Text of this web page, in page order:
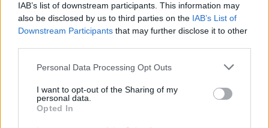
IAB’s list of downstream participants. This information may
also be disclosed by us to third parties on the IAB’s List of
Downstream Participants that may further disclose it to other
Personal Data Processing Opt Outs
I want to opt-out of the Sharing of my
personal data.
Opted In
Actus Info
Elon Musk nuirait gravement à Tesla
selon une étude européenne
Auto Pour Vous 5 août 2026